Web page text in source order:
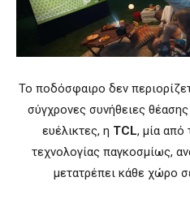
Το ποδόσφαιρο δεν
σύγχρονες συνήθειες θέασης
ευέλικτες, η TCL, μία από
τεχνολογίας παγκοσμίως,
μετατρέπει κάθε χώρο